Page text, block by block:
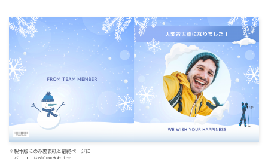
※製本版にのみ裏表紙と最終ページに